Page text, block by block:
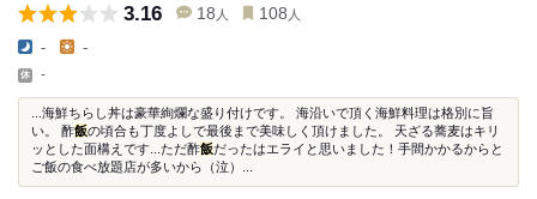
3.16 18 人 108 人
- -
-
...海鮮ちらし丼は豪華絢爛な盛り付けです。 海沿いで頂く海鮮料理は格別に旨
い。 酢飯の頃合も丁度よしで最後まで美味しく頂けました。 天ざる蕎麦はキリ
ッとした面構えです...ただ酢飯だったはエライと思いました！手間かかるからと
ご飯の食べ放題店が多いから（泣）...